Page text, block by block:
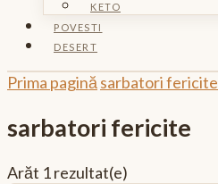
KETO
POVESTI
DESERT
Prima pagină sarbatori fericite
sarbatori fericite
Arăt 1 rezultat(e)